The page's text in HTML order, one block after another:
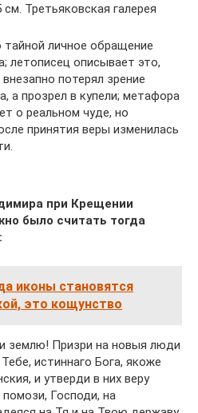
Третьяковская галерея
личное обращение
летописец описывает это,
потерял зрение
а прозрел в купели; метафора
о реальном чуде, но
принятия веры изменилась
при Крещении
было считать тогда
иконы становятся
это кощунство
землю! Призри на новыя люди
истиннаго Бога, якоже
и утверди в них веру
помози, Господи, на